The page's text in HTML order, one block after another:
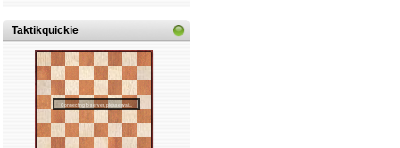
Taktikquickie